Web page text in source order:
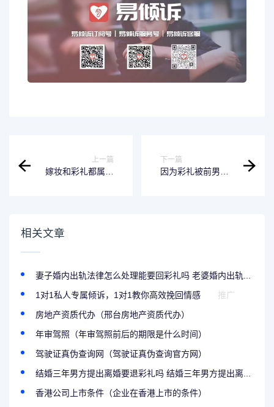
上一篇
嫁妆和彩礼都属于
下一篇
因为彩礼被前男友
相关文章
妻子婚内出轨法律怎么处理能要回彩礼吗 老婆婚内出轨...
1对1私人专属倾诉，1对1教你高效挽回情感
推广
房地产资质代办（邢台房地产资质代办）
年审驾照（年审驾照前后的期限是什么时间）
驾驶证真伪查询网（驾驶证真伪查询官方网）
结婚三年男方提出离婚要退彩礼吗 结婚三年男方提出离...
香港公司上市条件（企业在香港上市的条件）